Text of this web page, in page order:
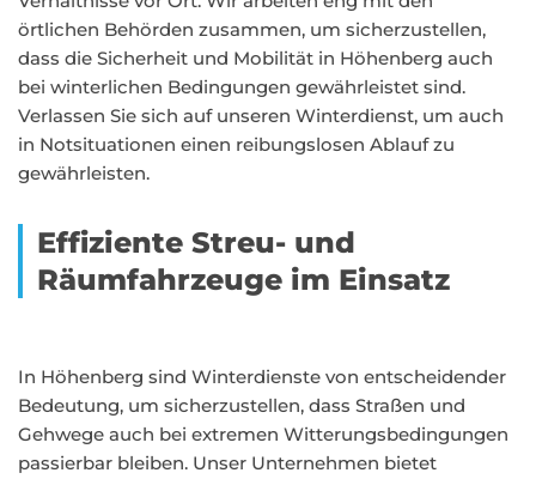
örtlichen Behörden zusammen, um sicherzustellen,
dass die Sicherheit und Mobilität in Höhenberg auch
bei winterlichen Bedingungen gewährleistet sind.
Verlassen Sie sich auf unseren Winterdienst, um auch
in Notsituationen einen reibungslosen Ablauf zu
gewährleisten.
Effiziente Streu- und
Räumfahrzeuge im Einsatz
In Höhenberg sind Winterdienste von entscheidender
Bedeutung, um sicherzustellen, dass Straßen und
Gehwege auch bei extremen Witterungsbedingungen
passierbar bleiben. Unser Unternehmen bietet